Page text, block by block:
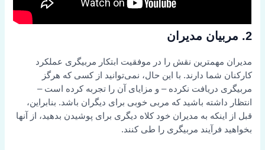
2. مربیان مدیران
مدیران مهمترین نقش را در موفقیت ابتکار مربیگری عملکرد
کارکنان شما دارند. با این حال، نمی‌توانید از کسی که هرگز
مربیگری دریافت نکرده – و مزایای آن را تجربه کرده است –
انتظار داشته باشید که مربی خوبی برای دیگران باشد. بنابراین،
قبل از اینکه به مدیران خود کلاه دیگری برای پوشیدن بدهید، از آنها
بخواهید فرآیند مربیگری را طی کنند.